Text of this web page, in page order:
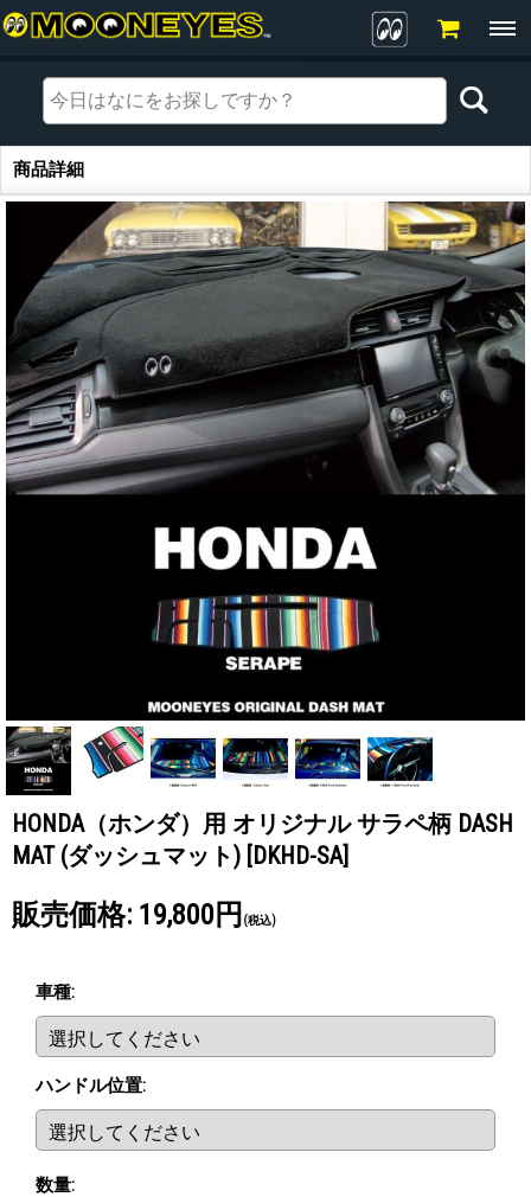
商品詳細
商品詳細
HONDA（ホンダ）用 オリジナル サラペ柄 DASH
MAT (ダッシュマット) [DKHD-SA]
販売価格: 19,800円 (税込)
車種:
ハンドル位置:
数量: